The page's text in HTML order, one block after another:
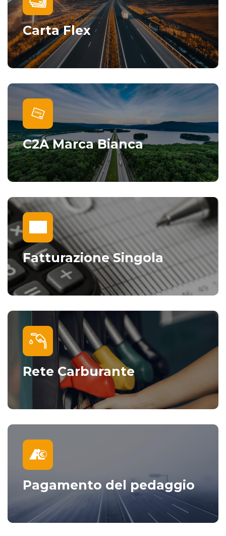
Carta Flex
C2A Marca Bianca
Fatturazione Singola
Rete Carburante
Pagamento del pedaggio